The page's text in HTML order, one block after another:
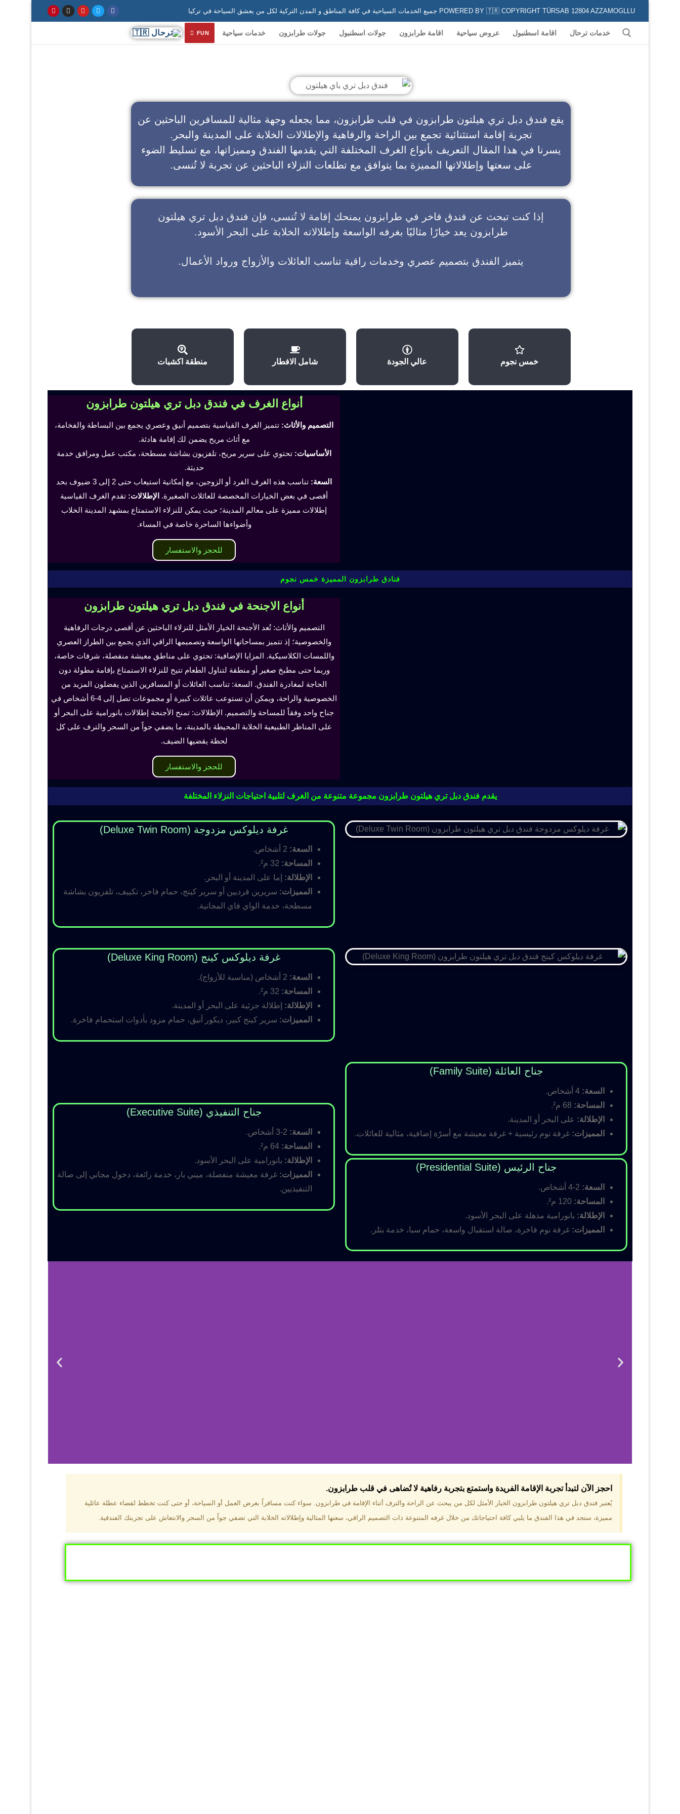
POWERED BY 🇹🇷 COPYRIGHT TÜRSAB 12804 AZZAMOGLLU جميع الخدمات السياحية في كافة المناطق و المدن التركية لكل من يعشق السياحة في تركيا
خدمات ترحال اقامة اسطنبول عروض سياحية اقامة طرابزون جولات اسطنبول جولات طرابزون خدمات سياحية FUN
يقع فندق دبل تري هيلتون طرابزون في قلب طرابزون، مما يجعله وجهة مثالية للمسافرين الباحثين عن
تجربة إقامة استثنائية تجمع بين الراحة والرفاهية والإطلالات الخلابة على المدينة والبحر.
يسرنا في هذا المقال التعريف بأنواع الغرف المختلفة التي يقدمها الفندق ومميزاتها، مع تسليط الضوء
على سعتها وإطلالاتها المميزة بما يتوافق مع تطلعات النزلاء الباحثين عن تجربة لا تُنسى.
إذا كنت تبحث عن فندق فاخر في طرابزون يمنحك إقامة لا تُنسى، فإن فندق دبل تري هيلتون
طرابزون يعد خيارًا مثاليًا بغرفه الواسعة وإطلالاته الخلابة على البحر الأسود.
يتميز الفندق بتصميم عصري وخدمات راقية تناسب العائلات والأزواج ورواد الأعمال.
خمس نجوم عالي الجودة شامل الافطار منطقة اكشبات
أنواع الغرف في فندق دبل تري هيلتون طرابزون
التصميم والأثاث: تتميز الغرف القياسية بتصميم أنيق وعصري يجمع بين البساطة والفخامة،
مع أثاث مريح يضمن لك إقامة هادئة.
الأساسيات: تحتوي على سرير مريح، تلفزيون بشاشة مسطحة، مكتب عمل ومرافق خدمة
حديثة.
السعة:
تناسب هذه الغرف الفرد أو الزوجين، مع إمكانية استيعاب حتى 2 إلى 3 ضيوف بحد
أقصى في بعض الخيارات المخصصة للعائلات الصغيرة. الإطلالات: تقدم الغرف القياسية
إطلالات مميزة على معالم المدينة؛ حيث يمكن للنزلاء الاستمتاع بمشهد المدينة الخلاب
وأضواءها الساحرة خاصة في المساء.
للحجز والاستفسار
فنادق طرابزون المميزة خمس نجوم
أنواع الاجنحة في فندق دبل تري هيلتون طرابزون
التصميم والأثاث: تُعد الأجنحة الخيار الأمثل للنزلاء الباحثين عن أقصى درجات الرفاهية
والخصوصية؛ إذ تتميز بمساحاتها الواسعة وتصميمها الراقي الذي يجمع بين الطراز العصري
واللمسات الكلاسيكية. المزايا الإضافية: تحتوي على مناطق معيشة منفصلة، شرفات خاصة،
وربما حتى مطبخ صغير أو منطقة لتناول الطعام تتيح للنزلاء الاستمتاع بإقامة مطولة دون
الحاجة لمغادرة الفندق. السعة: تناسب العائلات أو المسافرين الذين يفضلون المزيد من
الخصوصية والراحة، ويمكن أن تستوعب عائلات كبيرة أو مجموعات تصل إلى 4-6 أشخاص في
جناح واحد وفقاً للمساحة والتصميم. الإطلالات: تمنح الأجنحة إطلالات بانورامية على البحر أو
على المناظر الطبيعية الخلابة المحيطة بالمدينة، ما يضفي جواً من السحر والترف على كل
لحظة يقضيها الضيف.
للحجز والاستفسار
يقدم فندق دبل تري هيلتون طرابزون مجموعة متنوعة من الغرف لتلبية احتياجات النزلاء المختلفة
غرفة ديلوكس مزدوجة (Deluxe Twin Room)
السعة:
المساحة:
الإطلالة: إما على المدينة أو البحر.
المميزات: سريرين فرديين أو سرير كينج، حمام فاخر، تكييف، تلفزيون بشاشة
مسطحة، خدمة الواي فاي المجانية.
غرفة ديلوكس كينج (Deluxe King Room)
السعة:
المساحة:
الإطلالة: إطلالة جزئية على البحر أو المدينة.
المميزات: سرير كينج كبير، ديكور أنيق، حمام مزود بأدوات استحمام فاخرة.
جناح العائلة (Family Suite)
السعة:
المساحة:
الإطلالة: على البحر أو المدينة.
المميزات: غرفة نوم رئيسية + غرفة معيشة مع أسرّة إضافية، مثالية للعائلات.
جناح الرئيس (Presidential Suite)
السعة:
المساحة:
الإطلالة: بانورامية مذهلة على البحر الأسود.
المميزات: غرفة نوم فاخرة، صالة استقبال واسعة، حمام سبا، خدمة بتلر.
جناح التنفيذي (Executive Suite)
السعة:
المساحة:
الإطلالة: بانورامية على البحر الأسود.
المميزات: غرفة معيشة منفصلة، ميني بار، خدمة رائعة، دخول مجاني إلى صالة
التنفيذيين.
لماذا تختار فندق دبل تري هيلتون طرابزون؟
والجبال الخضراء. مرافق متكاملة تشمل مسبحًا داخليًا، سبا، صالة ألعاب رياضية، ومطاعم عالمية.
احجز الآن لتبدأ تجربة الإقامة الفريدة واستمتع بتجربة رفاهية لا تُضاهى في قلب طرابزون.​
يُعتبر فندق دبل تري هيلتون طرابزون الخيار الأمثل لكل من يبحث عن الراحة والترف أثناء الإقامة في طرابزون. سواء كنت مسافراً بغرض العمل أو السياحة، أو حتى كنت تخطط لقضاء عطلة عائلية
مميزة، ستجد في هذا الفندق ما يلبي كافة احتياجاتك من خلال غرفه المتنوعة ذات التصميم الراقي، سعتها المثالية وإطلالاته الخلابة التي تضفي جواً من السحر والانتعاش على تجربتك الفندقية.